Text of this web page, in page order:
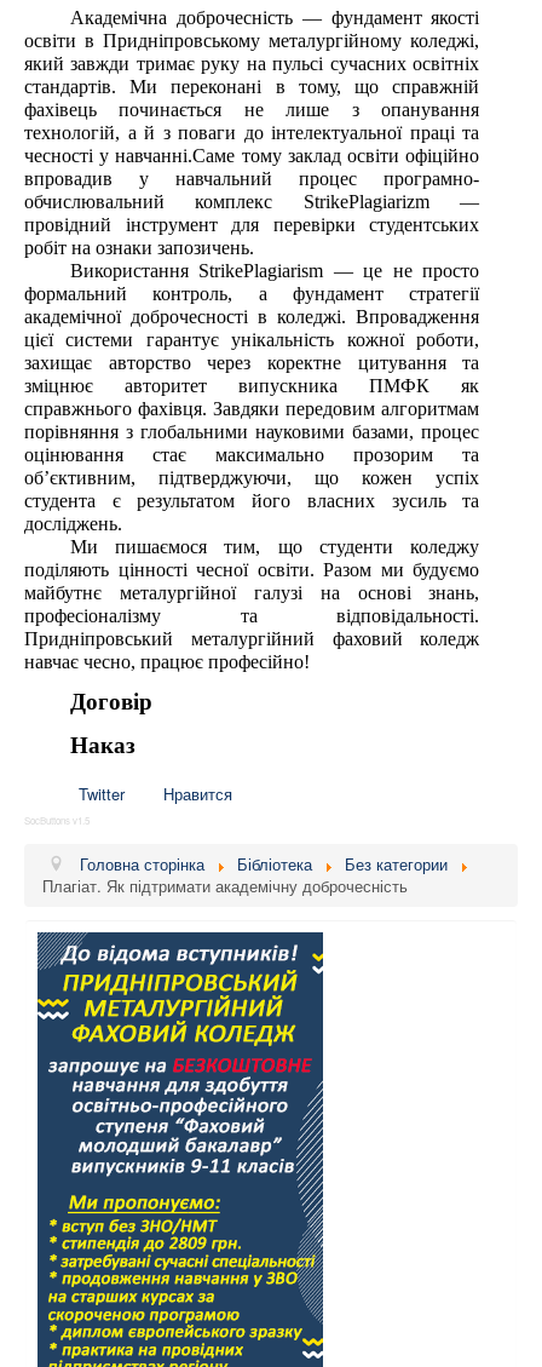
Академічна доброчесність — фундамент якості
освіти в Придніпровському металургійному коледжі,
який завжди тримає руку на пульсі сучасних освітніх
стандартів. Ми переконані в тому, що справжній
фахівець починається не лише з опанування
технологій, а й з поваги до інтелектуальної праці та
чесності у навчанні.Саме тому заклад освіти офіційно
впровадив у навчальний процес програмно-
обчислювальний комплекс StrikePlagiarizm —
провідний інструмент для перевірки студентських
робіт на ознаки запозичень.
Використання StrikePlagiarism — це не просто
формальний контроль, а фундамент стратегії
академічної доброчесності в коледжі. Впровадження
цієї системи гарантує унікальність кожної роботи,
захищає авторство через коректне цитування та
зміцнює авторитет випускника ПМФК як
справжнього фахівця. Завдяки передовим алгоритмам
порівняння з глобальними науковими базами, процес
оцінювання стає максимально прозорим та
об’єктивним, підтверджуючи, що кожен успіх
студента є результатом його власних зусиль та
досліджень.
Ми пишаємося тим, що студенти коледжу
поділяють цінності чесної освіти. Разом ми будуємо
майбутнє металургійної галузі на основі знань,
професіоналізму та відповідальності.
Придніпровський металургійний фаховий коледж
навчає чесно, працює професійно!
Договір
Наказ
Twitter Нравится
SocButtons v1.5
Головна сторінка Бібліотека
Без категории
Плагіат. Як підтримати академічну доброчесність